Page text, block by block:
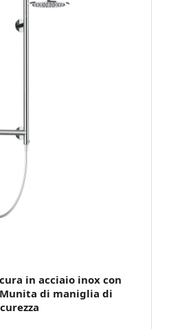
in acciaio inox con
Munita di maniglia di